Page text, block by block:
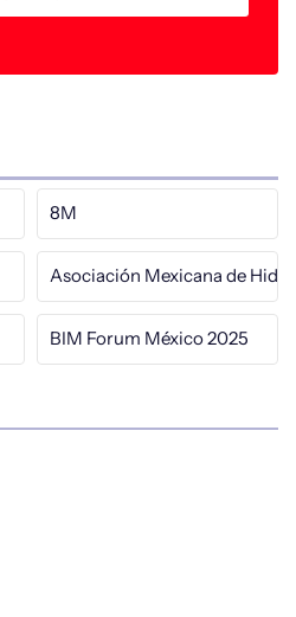
8M
Asociación Mexicana de
BIM Forum México 2025